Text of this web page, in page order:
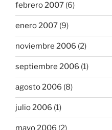
febrero 2007 (6)
enero 2007 (9)
noviembre 2006 (2)
septiembre 2006 (1)
agosto 2006 (8)
julio 2006 (1)
mayo 2006 (2)